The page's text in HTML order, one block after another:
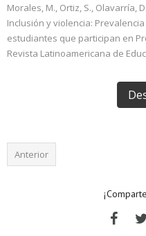
Morales, M., Ortiz, S., Olavarría,
Inclusión y violencia:
estudiantes que participan en
Revista Latinoamericana de
Anterior